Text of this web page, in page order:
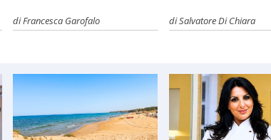
diFrancesca Garofalo diSalvatore Di Chiara